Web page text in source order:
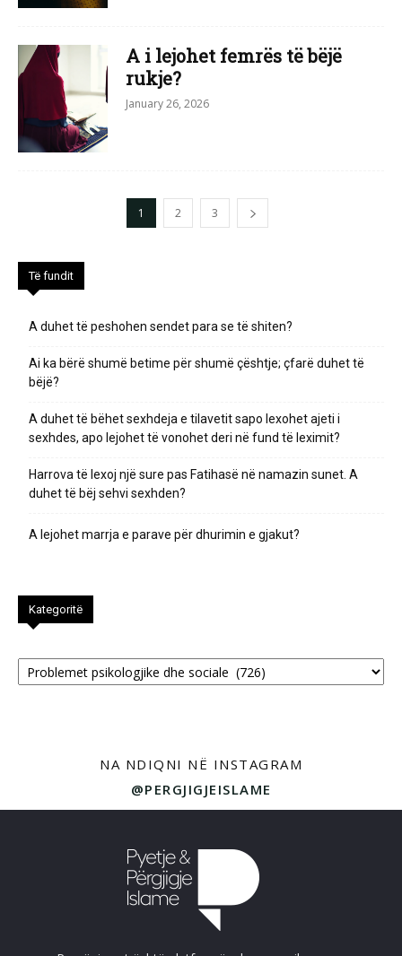
A i lejohet femrës të bëjë
rukje?
January 26, 2026
1 2 3
Të fundit
A duhet të peshohen sendet para se të shiten?
Ai ka bërë shumë betime për shumë çështje; çfarë duhet të
bëjë?
A duhet të bëhet sexhdeja e tilavetit sapo lexohet ajeti i
sexhdes, apo lejohet të vonohet deri në fund të leximit?
Harrova të lexoj një sure pas Fatihasë në namazin sunet. A
duhet të bëj sehvi sexhden?
A lejohet marrja e parave për dhurimin e gjakut?
Kategoritë
Kategoritë
NA NDIQNI NË INSTAGRAM
@PERGJIGJEISLAME